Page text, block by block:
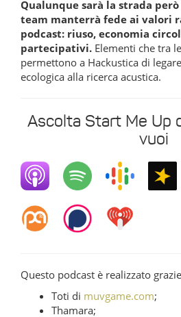
Qualunque sarà la strada
team manterrà fede ai valori
podcast: riuso, economia
partecipativi. Elementi che tra
permettono a Hackustica di
ecologica alla ricerca acustica.
Ascolta Start Me Up
vuoi
Questo podcast è realizzato
Toti di muvgame.com;
Thamara;